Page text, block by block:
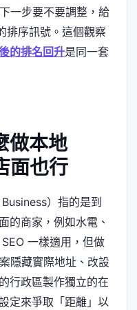
一步要不要調整，給
排序訊號。這個觀察
的排名回升是同一套
做本地
面也行
）指的是到
的商家，例如水電、
一樣適用，但做
隱藏實際地址、改設
行政區製作獨立的在
定來爭取「距離」以